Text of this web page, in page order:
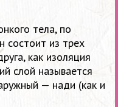
тела, по
состоит из трех
как изоляция
слой называется
— нади (как и